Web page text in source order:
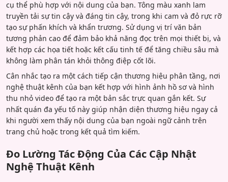
cụ thể phù hợp với nội dung của bạn. Tông màu xanh lam
truyền tải sự tin cậy và đáng tin cậy, trong khi cam và đỏ rực rỡ
tạo sự phấn khích và khẩn trương. Sử dụng vị trí văn bản
tương phản cao để đảm bảo khả năng đọc trên mọi thiết bị, và
kết hợp các họa tiết hoặc kết cấu tinh tế để tăng chiều sâu mà
không làm phân tán khỏi thông điệp cốt lõi.
Cân nhắc tạo ra một cách tiếp cận thương hiệu phân tầng, nơi
nghệ thuật kênh của bạn kết hợp với hình ảnh hồ sơ và hình
thu nhỏ video để tạo ra một bản sắc trực quan gắn kết. Sự
nhất quán đa yếu tố này giúp nhận diện thương hiệu ngay cả
khi người xem thấy nội dung của bạn ngoài ngữ cảnh trên
trang chủ hoặc trong kết quả tìm kiếm.
Đo Lường Tác Động Của Các Cập Nhật
Nghệ Thuật Kênh